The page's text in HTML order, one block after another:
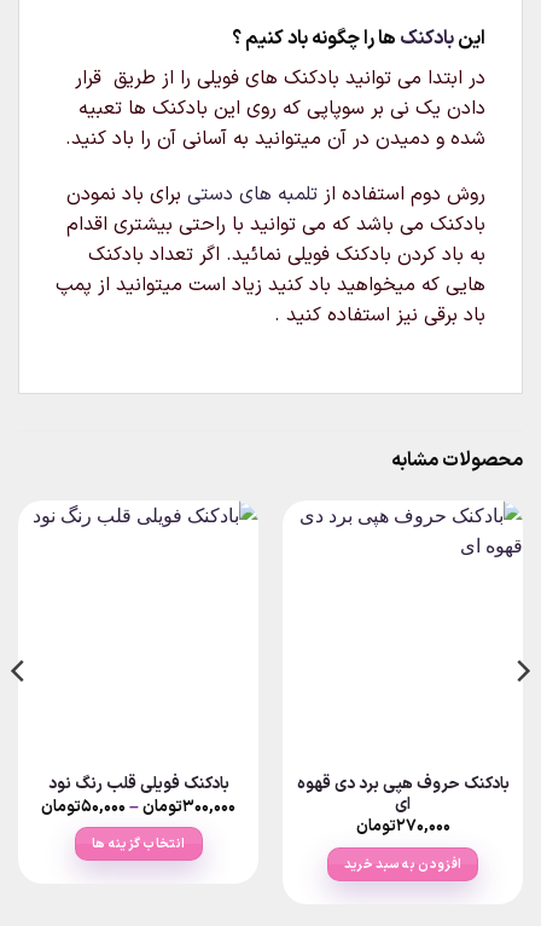
اینبادکنک ها را چگونه باد کنیم ؟
در ابتدا می توانید بادکنک های فویلی را از طریق قرار
دادن یک نی بر سوپاپی که روی این بادکنک ها تعبیه
شده و دمیدن در آن میتوانید به آسانی آن را باد کنید.
روش دوم استفاده از تلمبه های دستی برای باد نمودن
بادکنک می باشد که می توانید با راحتی بیشتری اقدام
به باد کردن بادکنک فویلی نمائید. اگر تعداد بادکنک
هایی که میخواهید باد کنید زیاد است میتوانید از پمپ
باد برقی نیز استفاده کنید .
محصولات مشابه
بادکنک حروف هپی برد دی قهوه
ای
۲۷۰,۰۰۰تومان
افزودن به سبد خرید
بادکنک فویلی قلب رنگ نود
۳۰۰,۰۰۰تومان–۵۰,۰۰۰تومانPrice
انتخاب گزینه ها